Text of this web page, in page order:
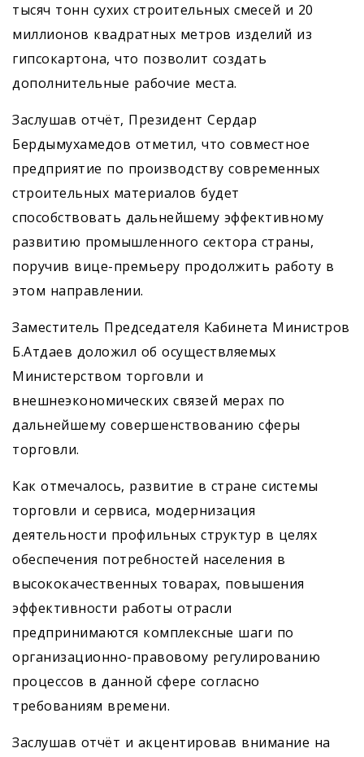
тысяч тонн сухих строительных смесей и 20
миллионов квадратных метров изделий из
гипсокартона, что позволит создать
дополнительные рабочие места.
Заслушав отчёт, Президент Сердар
Бердымухамедов отметил, что совместное
предприятие по производству современных
строительных материалов будет
способствовать дальнейшему эффективному
развитию промышленного сектора страны,
поручив вице-премьеру продолжить работу в
этом направлении.
Заместитель Председателя Кабинета Министров
Б.Атдаев доложил об осуществляемых
Министерством торговли и
внешнеэкономических связей мерах по
дальнейшему совершенствованию сферы
торговли.
Как отмечалось, развитие в стране системы
торговли и сервиса, модернизация
деятельности профильных структур в целях
обеспечения потребностей населения в
высококачественных товарах, повышения
эффективности работы отрасли
предпринимаются комплексные шаги по
организационно-правовому регулированию
процессов в данной сфере согласно
требованиям времени.
Заслушав отчёт и акцентировав внимание на